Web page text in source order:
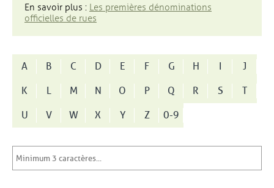
En savoir plus : Les premières dénominations
officielles de rues
A B C D E F G H I
J
K
L M N O P Q R S
T
U
V W X Y Z 0-9